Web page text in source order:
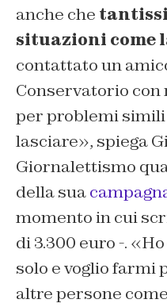
anche che
situazioni come
contattato un
Conservatorio con
per problemi simili
lasciare», spiega
Giornalettismo
della sua
momento in cui
di 3.300 euro -.
solo e voglio farmi
altre persone